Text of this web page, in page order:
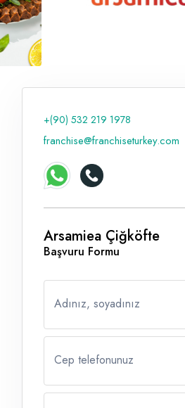
+(90) 532 219 1978
franchise@franchiseturkey.com
Arsamiea Çiğköfte
Başvuru Formu
Adınız, soyadınız
Cep telefonunuz